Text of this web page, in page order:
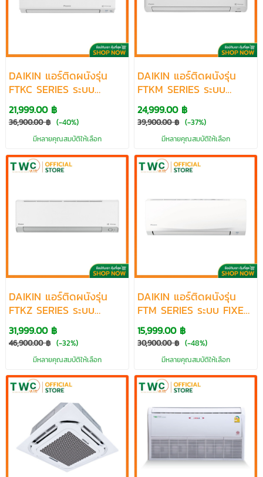
DAIKIN แอร์ติดผนังรุ่น
FTKC SERIES ระบบ
INVERTER ขนาด 9200-
24200 BTU
21,999.00 ฿
36,900.00 ฿ (-40%)
มีหลายคุณสมบัติให้เลือก
DAIKIN แอร์ติดผนังรุ่น
FTKM SERIES ระบบ
INVERTER ขนาด 9200-
24200 BTU
24,999.00 ฿
39,900.00 ฿ (-37%)
มีหลายคุณสมบัติให้เลือก
DAIKIN แอร์ติดผนังรุ่น
FTKZ SERIES ระบบ
INVERTER ขนาด 9200-
24200 BTU
31,999.00 ฿
46,900.00 ฿ (-32%)
มีหลายคุณสมบัติให้เลือก
DAIKIN แอร์ติดผนังรุ่น
FTM SERIES ระบบ FIXED
SPEED ขนาด 9200-
18090 BTU
15,999.00 ฿
30,900.00 ฿ (-48%)
มีหลายคุณสมบัติให้เลือก